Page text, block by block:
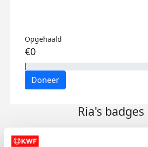
Opgehaald
€0
Doneer
Ria's badges